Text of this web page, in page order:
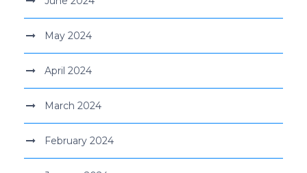
May 2024
April 2024
March 2024
February 2024